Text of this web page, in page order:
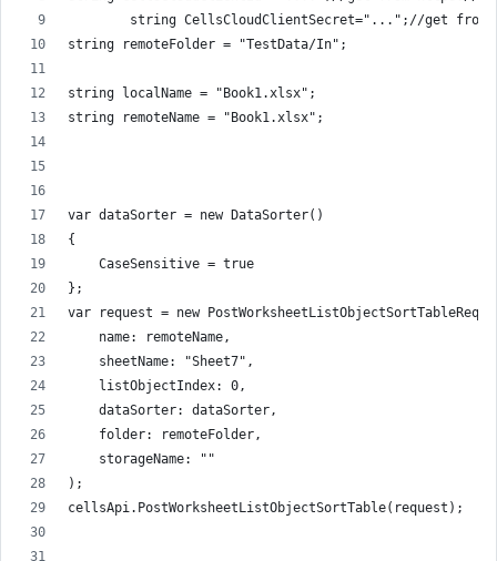
string CellsCloudClientSecret="...";//get
string remoteFolder = "TestData/In";
string localName = "Book1.xlsx";
string remoteName = "Book1.xlsx";
var dataSorter = new DataSorter()
{
    CaseSensitive = true
};
var request = new
    name: remoteName,
    sheetName: "Sheet7",
    listObjectIndex: 0,
    dataSorter: dataSorter,
    folder: remoteFolder,
    storageName: ""
);
cellsApi.PostWorksheetListObjectSortTable(request);